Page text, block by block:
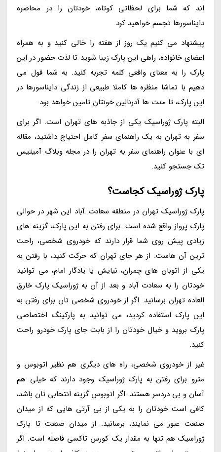
اند که شما برای لحظاتی کوتاه، خودتان را در محاصره
دایناسورها تجسم خواهید کرد.
پیشنهاد می کنیم یک روز از هفته را خالی کنید و به همراه
اعضای خانواده، راهی این پارک زیبا شوید تا لذت حضور در این
پارک را به معنای واقعی کلمه تجربه کنید. به شما قول می
دهیم با تماشا منظره ها کاملا طبیعی از زندگی دایناسورها در
این پارک، تا مدت ها آدرنالین خونتان تامین خواهد بود.
البته پارک ژوراسیک یکی از جاذبه های تهران است. اگر برای
سفر به تهران به یک راهنمای سفر کامل احتیاج داشتید، مقاله
ای با عنوان راهنمای سفر به تهران را در مجله وبلاگ آمیتیس
تک جستجو کنید.
پارک ژوراسیک کجاست؟
پارک ژوراسیک تهران در منطقه سعادت آباد این شهر در حوالی
پارک پرواز واقع شده است. برای رفتن به این پارک، گزینه های
زیادی پیش روی شما قرار دارند که خودروی شخصی، راحت
ترین آن هاست. از هر جای تهران که حرکت کنید، با رفتن به
یکی از اتوبان های چمران، نیایش یا یادگار امام، می توانید
خودتان را به سعادت آباد و بعد از آن به ژوراسیک پارک خارق
العاده تهران برسانید. اگر از خودروی شخصی تان برای رفتن به
این پارک استفاده کردید، می توانید به پارکینگ اختصاصی
پارک بروید و خیال خودتان را از بابت جای پارک خودرو راحت
کنید.
غیر از خودروی شخصی، راه های دیگری هم نظیر اتوبوس و
مترو برای رفتن به پارک ژوراسیک وجود دارند که خیلی هم
آسان و بی دردسر هستند. اگر اتوبوس گزینه انتخابی تان باشد،
کافی است خودتان را به یکی از بی آرتی هایی که از میدان
صنعت عبور می نمایند، برسانید. از میدان صنعت تا پارک
ژوراسیک هم تنها به مقدار یک کورس تاکسی فاصله است. اگر